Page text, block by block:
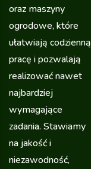
oraz maszyny
ogrodowe, które
ułatwiają codzienną
pracę i pozwalają
realizować nawet
najbardziej
wymagające
zadania. Stawiamy
na jakość i
niezawodność,